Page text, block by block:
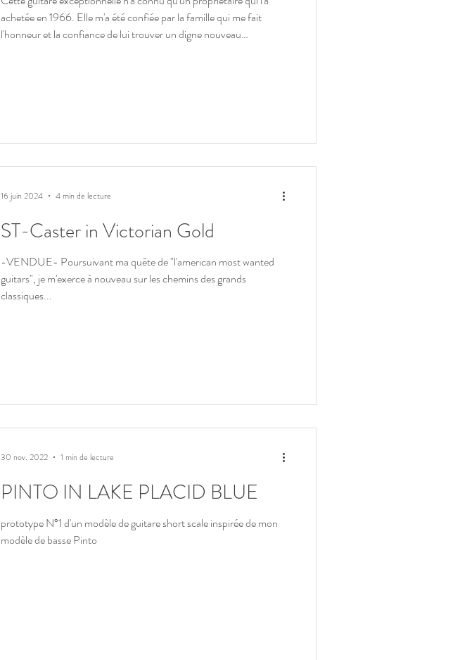
achetée en 1966. Elle m'a été confiée par la famille qui me fait
l'honneur et la confiance de lui trouver un digne nouveau
ST-Caster in Victorian Gold
-VENDUE- Poursuivant ma quête de "l'american most wanted
guitars", je m'exerce à nouveau sur les chemins des grands
classiques...
16 juin 2024 4 min de lecture
PINTO IN LAKE PLACID BLUE
prototype N°1 d'un modèle de guitare short scale inspirée de mon
modèle de basse Pinto
30 nov. 2022 1 min de lecture